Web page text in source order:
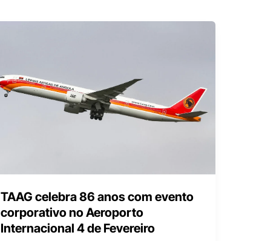
TAAG celebra 86 anos com evento
corporativo no Aeroporto
Internacional 4 de Fevereiro